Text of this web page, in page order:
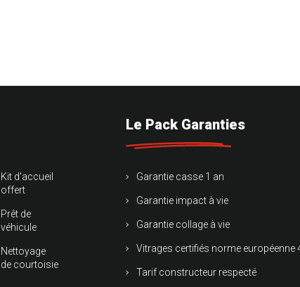
Kit d'accueil
offert
Prêt de
véhicule
Nettoyage
de courtoisie
Le Pack Garanties
Garantie casse 1 an
Garantie impact à vie
Garantie collage à vie
Vitrages certifiés norme européenne
Tarif constructeur respecté